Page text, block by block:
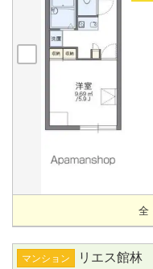
全
マンション リエス館林